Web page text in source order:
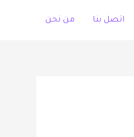
اتصل بنا من نحن